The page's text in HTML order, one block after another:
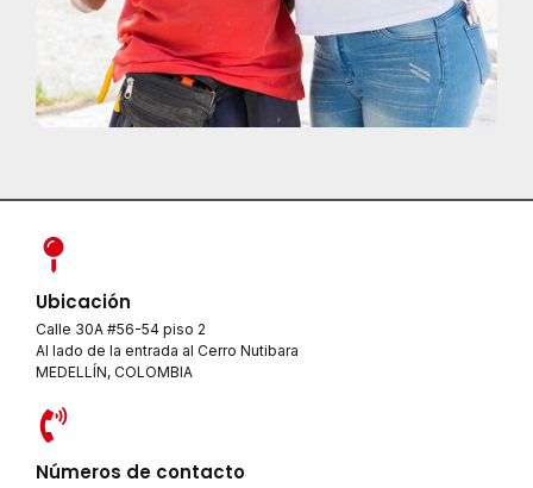
Ubicación
Calle 30A #56-54 piso 2
Al lado de la entrada al Cerro Nutibara
MEDELLÍN, COLOMBIA
Números de contacto